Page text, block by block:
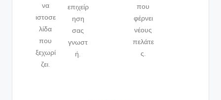
να
ιστοσε
λίδα
που
ξεχωρί
ζει.
επιχείρ
ηση
σας
γνωστ
ή.
που
φέρνει
νέους
πελάτε
ς.